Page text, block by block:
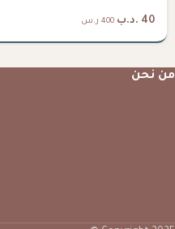
40 .د.ب 400 ر.س
من نحن